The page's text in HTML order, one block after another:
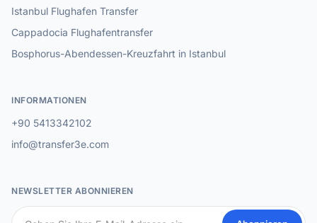
Istanbul Flughafen Transfer
Cappadocia Flughafentransfer
Bosphorus-Abendessen-Kreuzfahrt in Istanbul
INFORMATIONEN
+90 5413342102
info@transfer3e.com
NEWSLETTER ABONNIEREN